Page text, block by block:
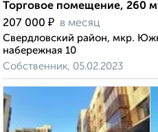
Торговое помещение, 260
207 000 ₽ в месяц
Свердловский район, мкр.
набережная 10
Собственник, 05.02.2023